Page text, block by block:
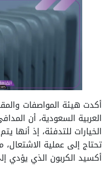
أكدت هيئة المواصفات
العربية السعودية، أن
الخيارات للتدفئة، إذ أنها
تحتاج إلى عملية الاشتعال،
أكسيد الكربون الذي يؤدي